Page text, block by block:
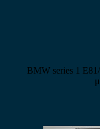
BMW series 1